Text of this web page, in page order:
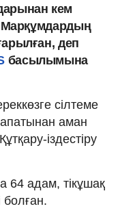
кем
Марқұмдардың
деп
басылымына
сілтеме
аман
іздестіру
64 адам, тікұшақ